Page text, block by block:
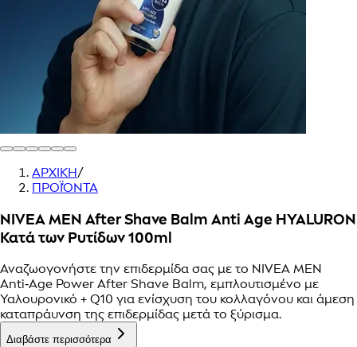
ΑΡΧΙΚΗ/
ΠΡΟΪΌΝΤΑ
NIVEA MEN After Shave Balm Anti Age HYALURON
Κατά των Ρυτίδων 100ml
Αναζωογονήστε την επιδερμίδα σας με το NIVEA MEN
Anti‑Age Power After Shave Balm, εμπλουτισμένο με
Υαλουρονικό + Q10 για ενίσχυση του κολλαγόνου και άμεση
καταπράυνση της επιδερμίδας μετά το ξύρισμα.
Διαβάστε περισσότερα